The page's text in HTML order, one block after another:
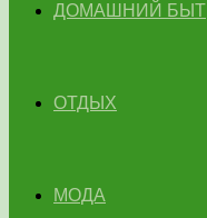
ДОМАШНИЙ БЫТ
ОТДЫХ
МОДА